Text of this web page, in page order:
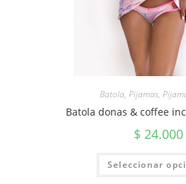
Batola, Pijamas,
Batola donas & coffee
$ 24.000
Seleccionar